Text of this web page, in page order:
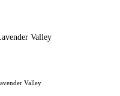
Valley